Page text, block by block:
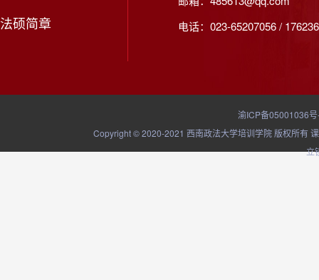
法硕简章
电话：023-65207056 /
渝ICP备05001036
Copyright © 2020-2021 西南政法大学培训学院 版权所有
立